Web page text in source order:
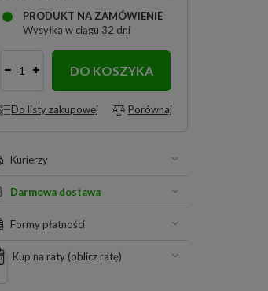
PRODUKT NA ZAMÓWIENIE
Wysyłka w ciągu 32 dni
DO KOSZYKA
Do listy zakupowej Porównaj
Kurierzy
Darmowa dostawa
Formy płatności
Kup na raty (oblicz ratę)